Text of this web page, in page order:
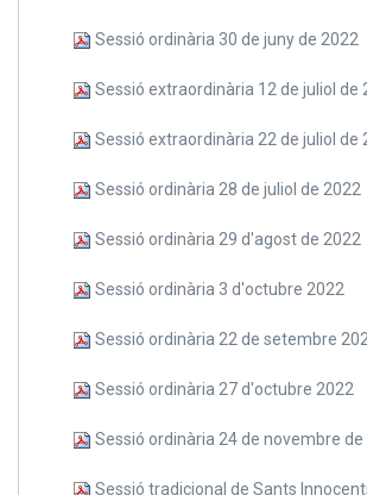
Sessió ordinària 30 de juny de 2022
Sessió extraordinària 12 de juliol de
Sessió extraordinària 22 de juliol de
Sessió ordinària 28 de juliol de 2022
Sessió ordinària 29 d'agost de 2022
Sessió ordinària 3 d'octubre 2022
Sessió ordinària 22 de setembre
Sessió ordinària 27 d'octubre 2022
Sessió ordinària 24 de novembre de
Sessió tradicional de Sants